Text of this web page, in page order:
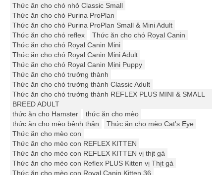
Thức ăn cho chó nhỏ Classic Small
Thức ăn cho chó Purina ProPlan
Thức ăn cho chó Purina ProPlan Small & Mini Adult
Thức ăn cho chó reflex
Thức ăn cho chó Royal Canin
Thức ăn cho chó Royal Canin Mini
Thức ăn cho chó Royal Canin Mini Adult
Thức ăn cho chó Royal Canin Mini Puppy
Thức ăn cho chó trưởng thành
Thức ăn cho chó trưởng thành Classic Adult
Thức ăn cho chó trưởng thành REFLEX PLUS MINI & SMALL
BREED ADULT
thức ăn cho Hamster
thức ăn cho mèo
thức ăn cho mèo bệnh thận
Thức ăn cho mèo Cat's Eye
Thức ăn cho mèo con
Thức ăn cho mèo con REFLEX KITTEN
Thức ăn cho mèo con REFLEX KITTEN vị thịt gà
Thức ăn cho mèo con Reflex PLUS Kitten vị Thịt gà
Thức ăn cho mèo con Royal Canin Kitten 36